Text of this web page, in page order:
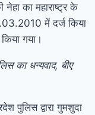
का महाराष्ट्र के
में दर्ज किया
गया।
का धन्यवाद, बीए
पुलिस द्वारा गुमशुदा